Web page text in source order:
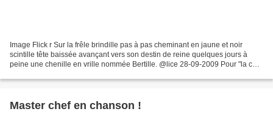
Image Flick r Sur la frêle brindille pas à pas cheminant en jaune et noir
scintille tête baissée avançant vers son destin de reine quelques jours à
peine une chenille en vrille nommée Bertille. @lice 28-09-2009 Pour "la cour
Master chef en chanson !